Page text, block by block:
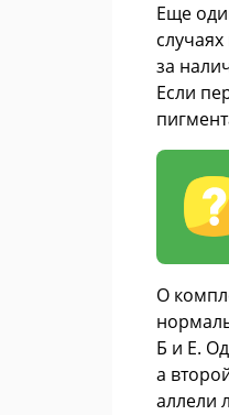
Еще
за
Если
О
Б и Е.
а
аллели